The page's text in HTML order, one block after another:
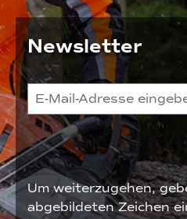
Newsletter
Um weiterzugehen,
abgebildeten Zeichen